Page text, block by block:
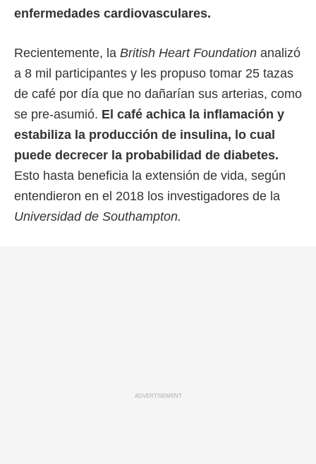
enfermedades cardiovasculares.
Recientemente, la British Heart Foundation analizó
a 8 mil participantes y les propuso tomar 25 tazas
de café por día que no dañarían sus arterias, como
se pre-asumió. El café achica la inflamación y
estabiliza la producción de insulina, lo cual
puede decrecer la probabilidad de diabetes.
Esto hasta beneficia la extensión de vida, según
entendieron en el 2018 los investigadores de la
Universidad de Southampton.
ADVERTISEMENT